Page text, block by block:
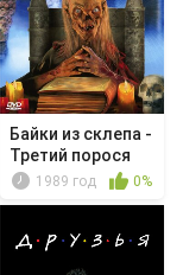
Байки из склепа -
Третий порося
1989 год 0%